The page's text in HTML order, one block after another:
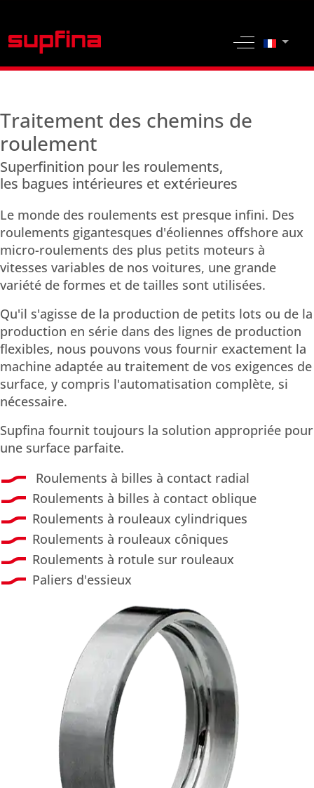
Off-Canvas
Traitement des chemins de
roulement
Superfinition pour les roulements,
les bagues intérieures et extérieures
Le monde des roulements est presque infini. Des
roulements gigantesques d'éoliennes offshore aux
micro-roulements des plus petits moteurs à
vitesses variables de nos voitures, une grande
variété de formes et de tailles sont utilisées.
Qu'il s'agisse de la production de petits lots ou de la
production en série dans des lignes de production
flexibles, nous pouvons vous fournir exactement la
machine adaptée au traitement de vos exigences de
surface, y compris l'automatisation complète, si
nécessaire.
Supfina fournit toujours la solution appropriée pour
une surface parfaite.
Roulements à billes à contact radial
Roulements à billes à contact oblique
Roulements à rouleaux cylindriques
Roulements à rouleaux côniques
Roulements à rotule sur rouleaux
Paliers d'essieux